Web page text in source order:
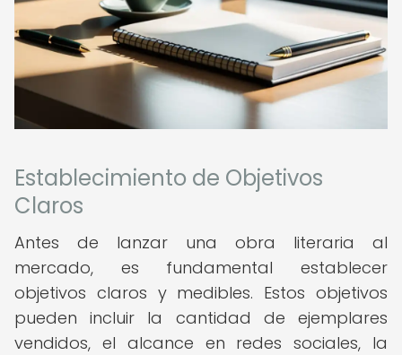
Establecimiento de Objetivos
Claros
Antes de lanzar una obra literaria al
mercado, es fundamental establecer
objetivos claros y medibles. Estos objetivos
pueden incluir la cantidad de ejemplares
vendidos, el alcance en redes sociales, la